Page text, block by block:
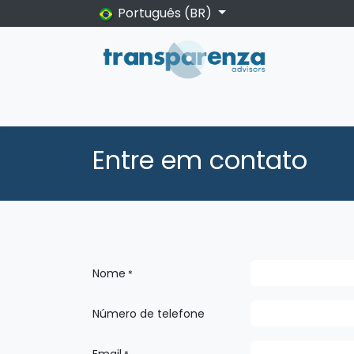
Pular para o conteúdoPortuguês (BR)
Entre em contato
Nome *
Número de telefone